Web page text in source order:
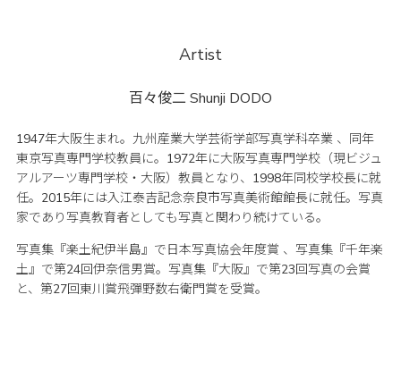
Artist
百々俊二Shunji DODO
1947年大阪生まれ。九州産業大学芸術学部写真学科卒業 、同年
東京写真専門学校教員に。1972年に大阪写真専門学校（現ビジュ
アルアーツ専門学校・大阪）教員となり、1998年同校学校長に就
任。2015年には入江泰吉記念奈良市写真美術館館長に就任。写真
家であり写真教育者としても写真と関わり続けている。
写真集『楽土紀伊半島』で日本写真協会年度賞 、写真集『千年楽
土』で第24回伊奈信男賞。写真集『大阪』で第23回写真の会賞
と、第27回東川賞飛彈野数右衛門賞を受賞。